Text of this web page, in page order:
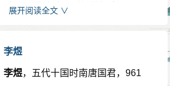
”。佩，即环佩，古人衣带上佩带的
晚妆因醉酒而不整。残，零乱不
点明了傍晚这一时间的概念，而且
细腻，形象。这本是每日都在发生
别，女子却观察入微，并如此精准
展开阅读全文 ∨
李煜
李煜，五代十国时南唐国君，961